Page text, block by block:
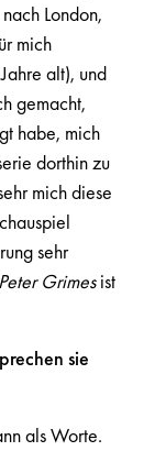
London,
mich
alt), und
gemacht,
habe, mich
dorthin zu
mich diese
sehr
Peter Grimesist
sie
als Worte.